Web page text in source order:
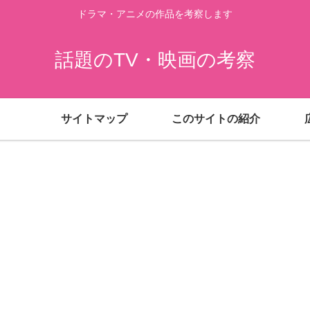
ドラマ・アニメの作品を考察します
話題のTV・映画の考察
サイトマップ このサイトの紹介